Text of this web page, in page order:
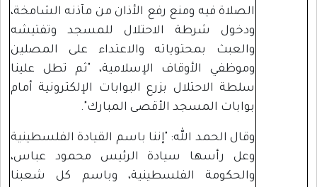
الصلاة فيه ومنع رفع الأذان من مآذنه الشامخة،
ودخول شرطة الاحتلال للمسجد وتفتيشه
والعبث بمحتوياته والاعتداء على المصلين
وموظفي الأوقاف الإسلامية، "ثم تطل علينا
سلطة الاحتلال بزرع البوابات الإلكترونية أمام
بوابات المسجد الأقصى المبارك".
وقال الحمد الله: "إننا باسم القيادة الفلسطينية
وعل رأسها سيادة الرئيس محمود عباس،
والحكومة الفلسطينية، وباسم كل شعبنا